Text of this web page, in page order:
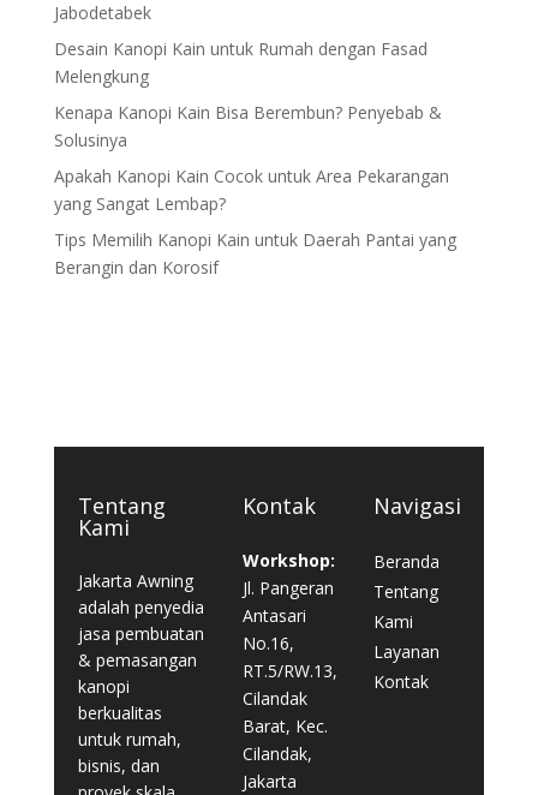
Jabodetabek
Desain Kanopi Kain untuk Rumah dengan Fasad
Melengkung
Kenapa Kanopi Kain Bisa Berembun? Penyebab &
Solusinya
Apakah Kanopi Kain Cocok untuk Area Pekarangan
yang Sangat Lembap?
Tips Memilih Kanopi Kain untuk Daerah Pantai yang
Berangin dan Korosif
Tentang
Kami
Jakarta Awning
adalah penyedia
jasa pembuatan
& pemasangan
kanopi
berkualitas
untuk rumah,
bisnis, dan
Kontak
Workshop:
Jl. Pangeran
Antasari
No.16,
RT.5/RW.13,
Cilandak
Barat, Kec.
Cilandak,
Jakarta
Navigasi
Beranda
Tentang
Kami
Layanan
Kontak